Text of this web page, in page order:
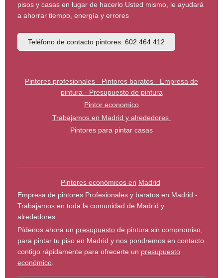
pisos y casas en lugar de hacerlo Usted mismo, le ayudará
a ahorrar tiempo, energía y errores
Teléfono de contacto pintores: 602 464 412
Pintores profesionales - Pintores baratos - Empresa de
pintura - Presupuesto de pintura
Pintor economico
Trabajamos en Madrid y alrededores
Pintores para pintar casas
Pintores económicos en Madrid
Empresa de pintores Profesionales y baratos en Madrid -
Trabajamos en toda la comunidad de Madrid y
alrededores
Pídenos ahora un presupuesto de pintura sin compromiso,
para pintar tu piso en Madrid y nos pondremos en contacto
contigo rápidamente para ofrecerte un presupuesto
económico